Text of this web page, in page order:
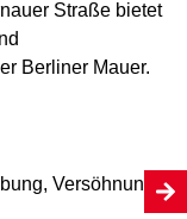
Straße bietet
Berliner Mauer.